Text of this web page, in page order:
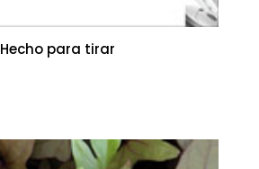
Hecho para tirar